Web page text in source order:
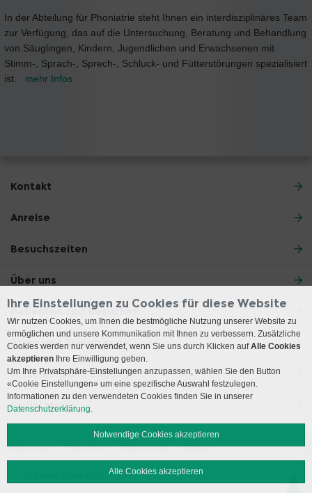
In der Abteilung für Phoniatrie steht Ihnen ein interdisziplinäres Team
zur Verfügung, das auf die Untersuchung, Beratung und Behandlung
von Säuglingen, Kindern, Jugendlichen und Erwachsenen mit
Stimm-, Sprach-, Sprech-, Schluck- und Fütterstörungen spezialisiert
ist. mehr Infos
Kontakt
Anreise
Besuchszeiten
Über uns
Patienten und Besucher
Ärzte und Zuweisende
Forschung und Bildung
Social Media
Impressum Disclaimer Datenschutz Sitemap
Ihre Einstellungen zu Cookies für diese Website
Wir nutzen Cookies, um Ihnen die bestmögliche Nutzung unserer Website zu
ermöglichen und unsere Kommunikation mit Ihnen zu verbessern. Zusätzliche
Cookies werden nur verwendet, wenn Sie uns durch Klicken aufAlle Cookies
akzeptieren Ihre Einwilligung geben.
Um Ihre Privatsphäre-Einstellungen anzupassen, wählen Sie den Button
«Cookie Einstellungen» um eine spezifische Auswahl festzulegen.
Informationen zu den verwendeten Cookies finden Sie in unserer
Datenschutzerklärung.
Notwendige Cookies akzeptieren
Alle Cookies akzeptieren